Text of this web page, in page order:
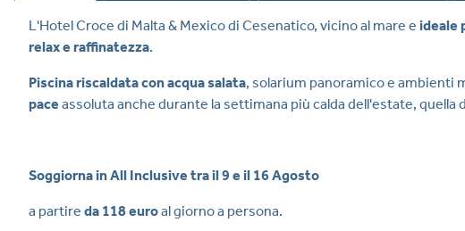
L'Hotel Croce di Malta & Mexico di Cesenatico, vicino al mare e ideale
relax e raffinatezza.
Piscina riscaldata con acqua salata, solarium panoramico e ambienti
pace assoluta anche durante la settimana più calda dell'estate, quella
Soggiorna in All Inclusive tra il 9 e il 16 Agosto
a partire da 118 euroal giorno a persona.